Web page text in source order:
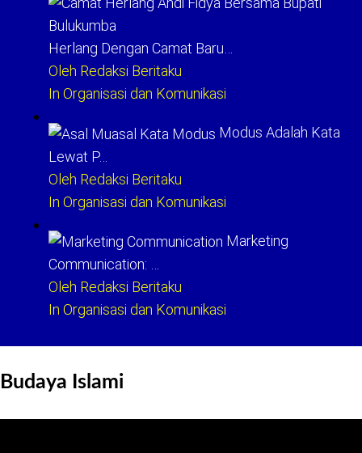
Herlang Dengan Camat Baru…
Oleh Redaksi Beritaku
In Organisasi dan Komunikasi
Modus Adalah Kata
Lewat P…
Oleh Redaksi Beritaku
In Organisasi dan Komunikasi
Marketing
Communication: …
Oleh Redaksi Beritaku
In Organisasi dan Komunikasi
Budaya Islami